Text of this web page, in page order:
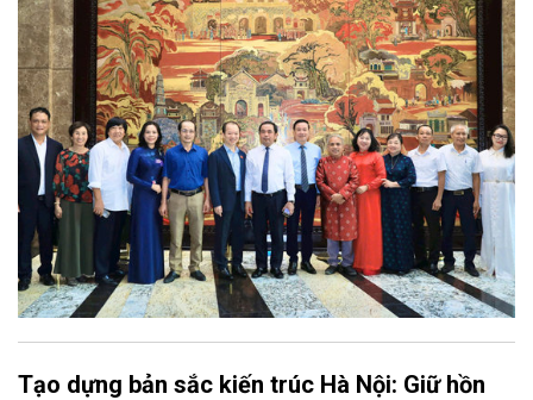
hóa và phát huy nguồn lực con người, góp phần tạo động lực
mới cho sự phát triển nhanh, bền vững của Thủ đô.
Tạo dựng bản sắc kiến trúc Hà Nội: Giữ hồn